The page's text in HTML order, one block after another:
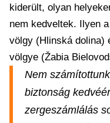
kiderült, olyan
nem kedveltek. Ilyen
völgy (Hlinská dolina)
völgye (Žabia
Nem
biztonság
zergeszámlálás